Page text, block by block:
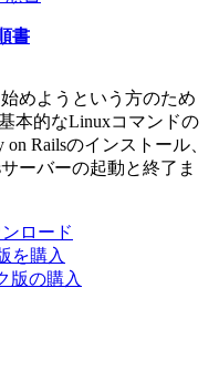
書
めようという方のため
本的なLinuxコマンドの
Railsのインストール、
ーバーの起動と終了ま
ロード
を購入
版の購入